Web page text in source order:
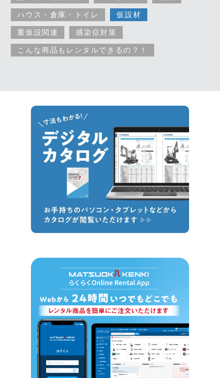
ハウス・倉庫・トイレ 仮設材
重仮設関連 感染症対策
こんな商品もレンタルできるの？！